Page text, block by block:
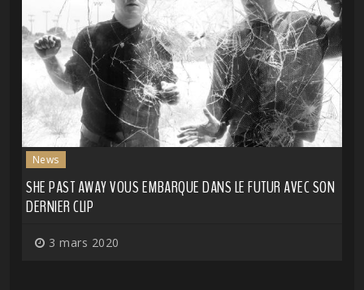
News
SHE PAST AWAY VOUS EMBARQUE DANS LE FUTUR AVEC SON
DERNIER CLIP
3 mars 2020